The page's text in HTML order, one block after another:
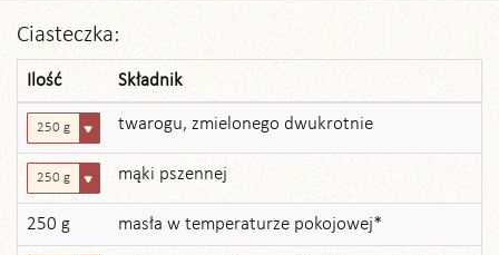
Ciasteczka:
Ilość Składnik
250 g twarogu, zmielonego dwukrotnie
250 g mąki pszennej
250 g masła w temperaturze pokojowej*